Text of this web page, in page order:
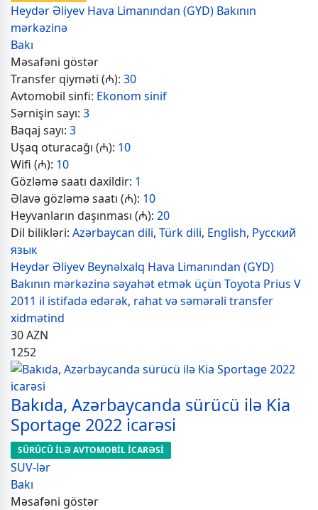
Heydər Əliyev Hava Limanından (GYD) Bakının
mərkəzinə
Bakı
Məsafəni göstər
Transfer qiyməti (₼): 30
Avtomobil sinfi: Ekonom sinif
Sərnişin sayı: 3
Baqaj sayı: 3
Uşaq oturacağı (₼): 10
Wifi (₼): 10
Gözləmə saatı daxildir: 1
Əlavə gözləmə saatı (₼): 10
Heyvanların daşınması (₼): 20
Dil bilikləri: Azərbaycan dili, Türk dili, English, Русский
язык
Heydər Əliyev Beynəlxalq Hava Limanından (GYD)
Bakının mərkəzinə səyahət etmək üçün Toyota Prius V
2011 il istifadə edərək, rahat və səmərəli transfer
xidmətind
30AZN
1252
Bakıda, Azərbaycanda sürücü ilə Kia
Sportage 2022 icarəsi
SÜRÜCÜ İLƏ AVTOMOBİL İCARƏSİ
SUV-lər
Bakı
Məsafəni göstər